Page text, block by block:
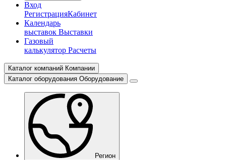
Вход
РегистрацияКабинет
Календарь
выставок Выставки
Газовый
калькулятор Расчеты
Каталог компаний Компании
Каталог оборудования Оборудование
Регион